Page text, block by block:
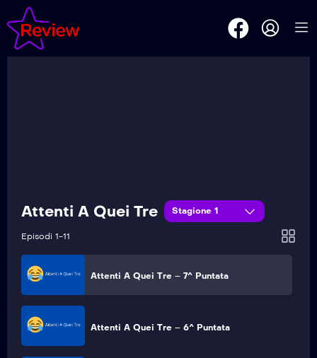
Attenti A Quei Tre Stagione 1
Episodi 1-11
Attenti A Quei Tre – 8^ Puntata
Attenti A Quei Tre – 7^ Puntata
Attenti A Quei Tre – 6^ Puntata